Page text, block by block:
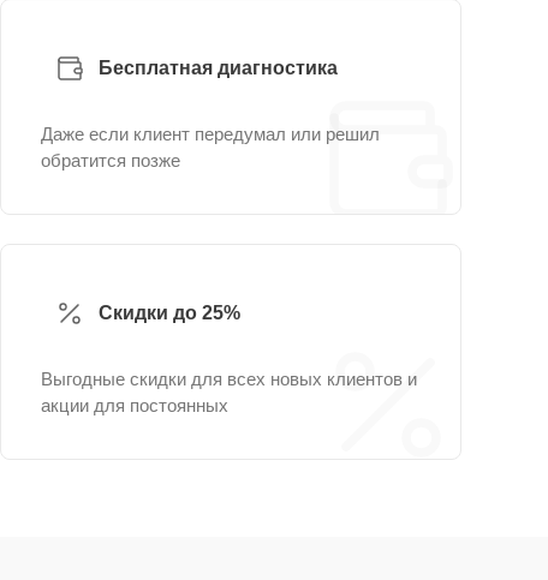
Бесплатная диагностика
Даже если клиент передумал или решил
обратится позже
Скидки до 25%
Выгодные скидки для всех новых клиентов и
акции для постоянных